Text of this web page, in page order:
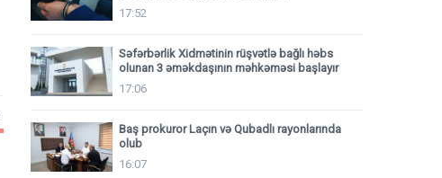
17:52
Səfərbərlik Xidmətinin rüşvətlə bağlı həbs
olunan 3 əməkdaşının məhkəməsi başlayır
17:06
Baş prokuror Laçın və Qubadlı rayonlarında
olub
16:07